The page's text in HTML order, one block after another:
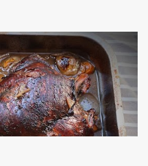
o picatostes.
850 Gr de Harina . 550 Gr de
menos 50 Gr. ( preguntad en
potentes) Una cucharadita de
la harina con la sal y
para amasar ) Disolvemos la
agregamos a la harina (ya